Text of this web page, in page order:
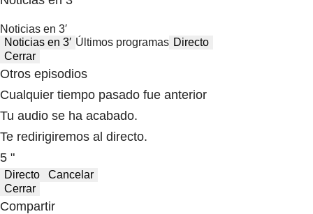
Noticias en 3′
Noticias en 3′ Últimos programas Directo
Cerrar
Otros episodios
Cualquier tiempo pasado fue anterior
Tu audio se ha acabado.
Te redirigiremos al directo.
5 "
Directo
Cancelar
Cerrar
Compartir